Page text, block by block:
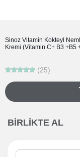
Sinoz Vitamin Kokteyl
Kremi (Vitamin C+ B3 +B5
(25)
BIRLIKTE AL